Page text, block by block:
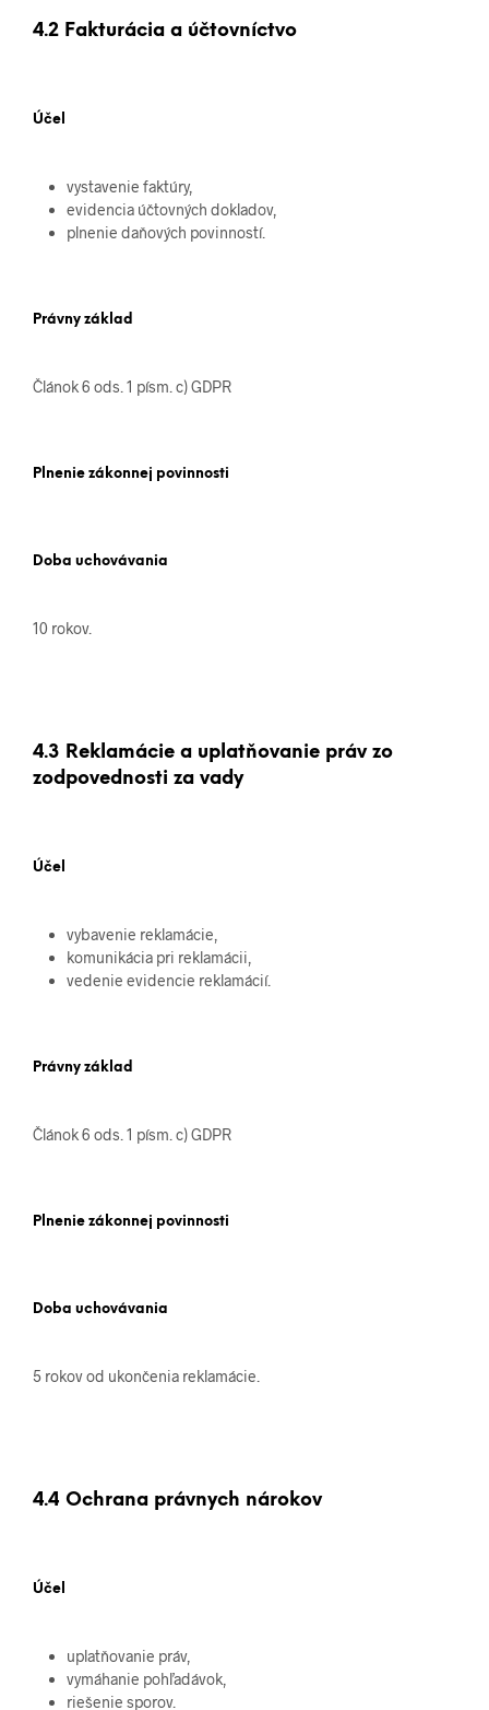
4.2 Fakturácia a účtovníctvo
Účel
vystavenie faktúry,
evidencia účtovných dokladov,
plnenie daňových povinností.
Právny základ
Článok 6 ods. 1 písm. c) GDPR
Plnenie zákonnej povinnosti
Doba uchovávania
10 rokov.
4.3 Reklamácie a uplatňovanie práv zo
zodpovednosti za vady
Účel
vybavenie reklamácie,
komunikácia pri reklamácii,
vedenie evidencie reklamácií.
Právny základ
Článok 6 ods. 1 písm. c) GDPR
Plnenie zákonnej povinnosti
Doba uchovávania
5 rokov od ukončenia reklamácie.
4.4 Ochrana právnych nárokov
Účel
uplatňovanie práv,
vymáhanie pohľadávok,
riešenie sporov.